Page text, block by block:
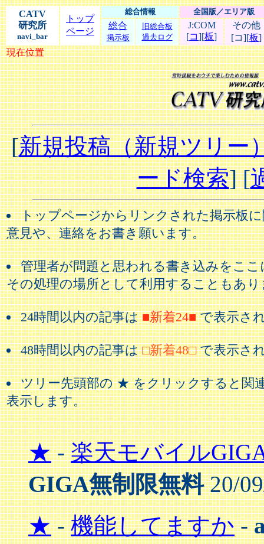
CATV
研究所
navi_bar
トップ
ページ
総合情報 全国版／エリア版
総合
掲示板
旧総合板
過去ログ
J:COM
[コ][板]
その他
[コ][板]
現在位置
[新規投稿（新規ツリー
ード検索] [
トップページからリンクされた掲示板
意見や、連絡をお書き願います。
管理者が問題と思われる書き込みをここ
その処理の場所として利用することもあり
24時間以内の記事は■新着24■で表示さ
48時間以内の記事は□新着48□で表示さ
ツリー先頭部の ★ をクリックすると関
表示します。
★-楽天モバイル
GIGA無制限無料20/
★-機能してますか-